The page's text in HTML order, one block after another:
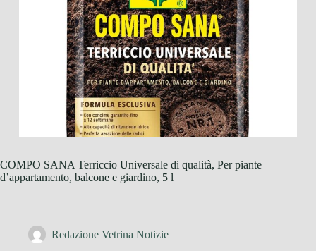
COMPO SANA Terriccio Universale di qualità, Per piante
d’appartamento, balcone e giardino, 5 l
Redazione Vetrina Notizie